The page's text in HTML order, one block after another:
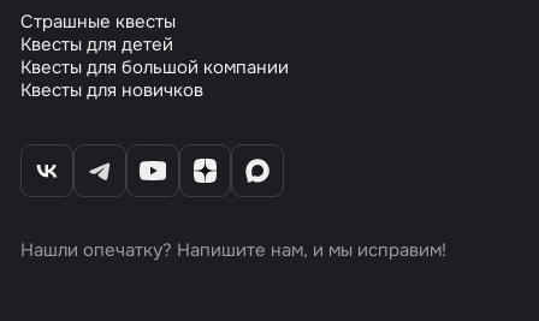
Страшные квесты
Квесты для детей
Квесты для большой компании
Квесты для новичков
Нашли опечатку? Напишите нам, и мы исправим!